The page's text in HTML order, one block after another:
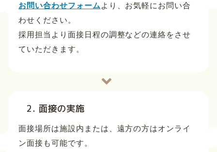
お問い合わせフォームより、お気軽にお問い合
わせください。
採用担当より面接日程の調整などの連絡をさせ
ていただきます。
2. 面接の実施
面接場所は施設内または、遠方の方はオンライ
ン面接も可能です。